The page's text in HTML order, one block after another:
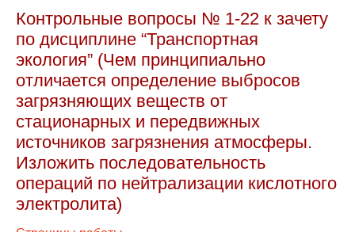
Контрольные вопросы № 1-22 к зачету
по дисциплине “Транспортная
экология” (Чем принципиально
отличается определение выбросов
загрязняющих веществ от
стационарных и передвижных
источников загрязнения атмосферы.
Изложить последовательность
операций по нейтрализации кислотного
электролита)